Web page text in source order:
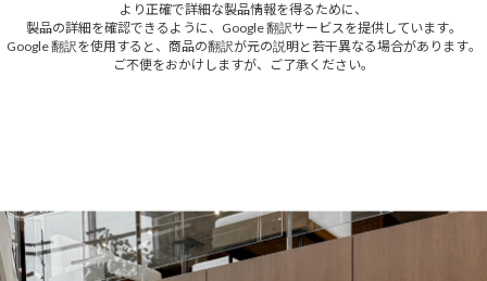
より正確で詳細な製品情報を得るために、
製品の詳細を確認できるように、Google 翻訳サービスを提供しています。
Google 翻訳を使用すると、商品の翻訳が元の説明と若干異なる場合があります。
ご不便をおかけしますが、ご了承ください。